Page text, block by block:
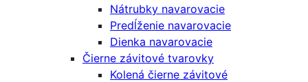
Nátrubky navarovacie
Predĺženie navarovacie
Dienka navarovacie
Čierne závitové tvarovky
Kolená čierne závitové